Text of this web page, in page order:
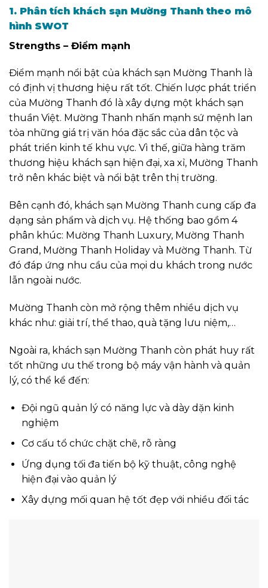
1. Phân tích khách sạn Mường Thanh theo mô
hình SWOT
Strengths – Điểm mạnh
Điểm mạnh nổi bật của khách sạn Mường Thanh là
có định vị thương hiệu rất tốt. Chiến lược phát triển
của Mường Thanh đó là xây dựng một khách sạn
thuần Việt. Mường Thanh nhấn mạnh sứ mệnh lan
tỏa những giá trị văn hóa đặc sắc của dân tộc và
phát triển kinh tế khu vực. Vì thế, giữa hàng trăm
thương hiệu khách sạn hiện đại, xa xỉ, Mường Thanh
trở nên khác biệt và nổi bật trên thị trường.
Bên cạnh đó, khách sạn Mường Thanh cung cấp đa
dạng sản phẩm và dịch vụ. Hệ thống bao gồm 4
phân khúc: Mường Thanh Luxury, Mường Thanh
Grand, Mường Thanh Holiday và Mường Thanh. Từ
đó đáp ứng nhu cầu của mọi du khách trong nước
lẫn ngoài nước.
Mường Thanh còn mở rộng thêm nhiều dịch vụ
khác như: giải trí, thể thao, quà tặng lưu niệm,…
Ngoài ra, khách sạn Mường Thanh còn phát huy rất
tốt những ưu thế trong bộ máy vận hành và quản
lý, có thể kể đến:
Đội ngũ quản lý có năng lực và dày dặn kinh
nghiệm
Cơ cấu tổ chức chặt chẽ, rõ ràng
Ứng dụng tối đa tiến bộ kỹ thuật, công nghệ
hiện đại vào quản lý
Xây dựng mối quan hệ tốt đẹp với nhiều đối tác